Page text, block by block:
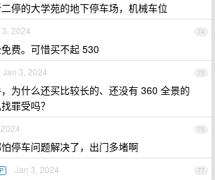
停的大学苑的地下停车场，机械车位
74
2024
费。可惜买不起 530
75
Jan 3, 2024
为什么还买比较长的、还没有 360 全景的
罪受吗？
76
停车问题解决了，出门多堵啊
77
Jan 3, 2024